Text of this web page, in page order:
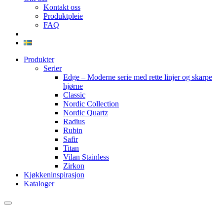
Kontakt oss
Produktpleie
FAQ
Produkter
Serier
Edge – Moderne serie med rette linjer og skarpe
hjørne
Classic
Nordic Collection
Nordic Quartz
Radius
Rubin
Safir
Titan
Vilan Stainless
Zirkon
Kjøkkeninspirasjon
Kataloger